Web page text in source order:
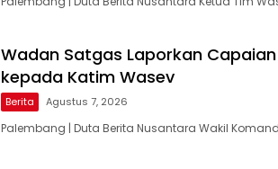
Wadan Satgas Laporkan Capaian
kepada Katim Wasev
Berita Agustus 7, 2026
Palembang | Duta Berita Nusantara Wakil